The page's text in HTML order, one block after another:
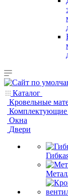
Каталог
Кровельные
Комплектующие
Окна
Двери